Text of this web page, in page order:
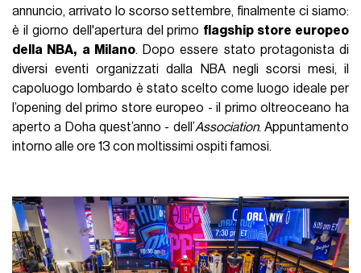
annuncio, arrivato lo scorso settembre, finalmente ci siamo:
è il giorno dell'apertura del primo flagship store europeo
della NBA, a Milano. Dopo essere stato protagonista di
diversi eventi organizzati dalla NBA negli scorsi mesi, il
capoluogo lombardo è stato scelto come luogo ideale per
l’opening del primo store europeo - il primo oltreoceano ha
aperto a Doha quest’anno - dell’Association. Appuntamento
intorno alle ore 13 con moltissimi ospiti famosi.